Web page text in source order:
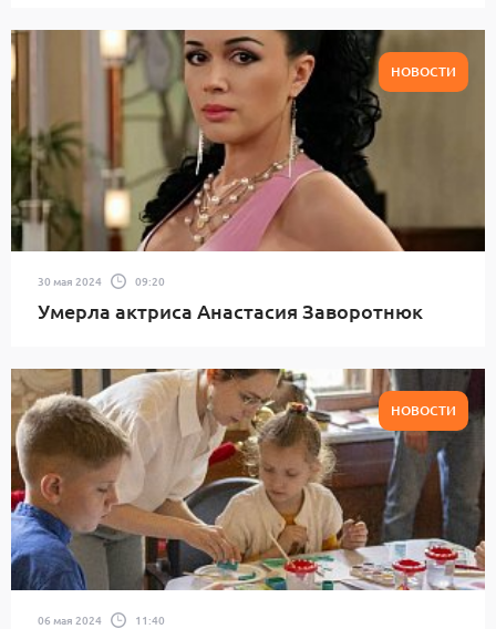
НОВОСТИ
30 мая 2024 09:20
Умерла актриса Анастасия Заворотнюк
НОВОСТИ
06 мая 2024 11:40